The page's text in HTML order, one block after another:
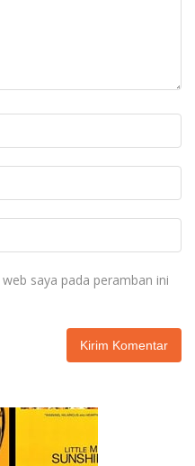
saya pada peramban ini